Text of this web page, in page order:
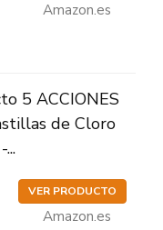
Amazon.es
5 ACCIONES
de Cloro
VER PRODUCTO
Amazon.es